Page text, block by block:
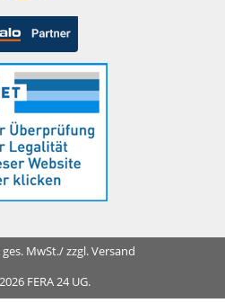
MwSt./ zzgl. Versand
FERA 24 UG.